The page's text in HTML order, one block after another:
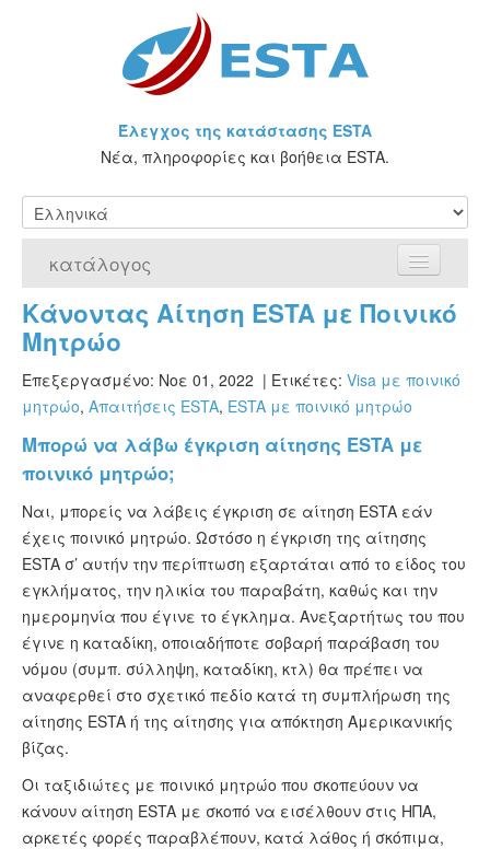
Έλεγχος της κατάστασης ESTA
Νέα, πληροφορίες και βοήθεια ESTA.
κατάλογος
Αρχική Σελίδα
Αίτηση για ESTA
Τι είναι η άδεια ESTA;
VWP
ESTA Κατάσταση
ESTA άρθρα
Κάνοντας Αίτηση ESTA με Ποινικό
Μητρώο
Επεξεργασμένο: Νοε 01, 2022 | Ετικέτες: Visa με ποινικό
μητρώο, Απαιτήσεις ESTA, ESTA με ποινικό μητρώο
Μπορώ να λάβω έγκριση αίτησης ESTA με
ποινικό μητρώο;
Ναι, μπορείς να λάβεις έγκριση σε αίτηση ESTA εάν
έχεις ποινικό μητρώο. Ωστόσο η έγκριση της αίτησης
ESTA σ’ αυτήν την περίπτωση εξαρτάται από το είδος του
εγκλήματος, την ηλικία του παραβάτη, καθώς και την
ημερομηνία που έγινε το έγκλημα. Ανεξαρτήτως του που
έγινε η καταδίκη, οποιαδήποτε σοβαρή παράβαση του
νόμου (συμπ. σύλληψη, καταδίκη, κτλ) θα πρέπει να
αναφερθεί στο σχετικό πεδίο κατά τη συμπλήρωση της
αίτησης ESTA ή της αίτησης για απόκτηση Αμερικανικής
βίζας.
Οι ταξιδιώτες με ποινικό μητρώο που σκοπεύουν να
κάνουν αίτηση ESTA με σκοπό να εισέλθουν στις ΗΠΑ,
αρκετές φορές παραβλέπουν, κατά λάθος ή σκόπιμα,